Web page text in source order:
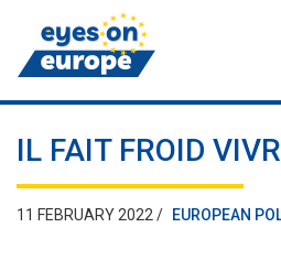
Eyes on Europe
IL FAIT FROID
11 FEBRUARY 2022 / EUROPEAN